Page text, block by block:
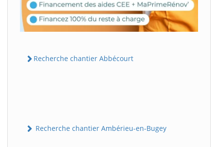
Recherche chantier Abbécourt
Recherche chantier Ambérieu-en-Bugey